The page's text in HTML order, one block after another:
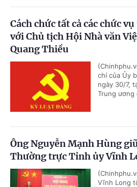
Cách chức tất cả các chức
với Chủ tịch Hội Nhà văn
Quang Thiều
chí của Ủy
ngày 30/7,
Trung ương
Ông Nguyễn Mạnh Hùng
Thường trực Tỉnh ủy Vĩnh
Vĩnh Long